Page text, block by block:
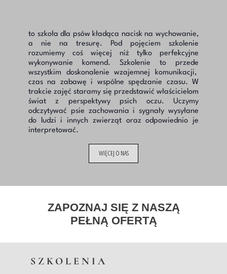
SZKOLENIA
WIĘCEJ O NAS
ZAPOZNAJ SIĘ Z NASZĄ
PEŁNĄ OFERTĄ
to szkoła dla psów kładąca nacisk na wychowanie,
a nie na tresurę. Pod pojęciem szkolenie
rozumiemy coś więcej niż tylko perfekcyjne
wykonywanie komend. Szkolenie to przede
wszystkim doskonalenie wzajemnej komunikacji,
czas na zabawę i wspólne spędzanie czasu. W
trakcie zajęć staramy się przedstawić właścicielom
świat z perspektywy psich oczu. Uczymy
odczytywać psie zachowania i sygnały wysyłane
do ludzi i innych zwierząt oraz odpowiednio je
interpretować.